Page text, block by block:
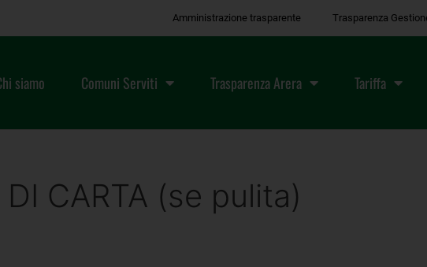
Amministrazione trasparente Trasparenza
siamo Comuni Serviti Trasparenza Arera Tariffa
DI CARTA (se pulita)